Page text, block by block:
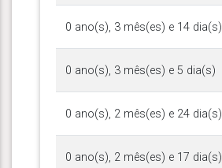
0 ano(s), 3 mês(es) e 14 dia(s)
0 ano(s), 3 mês(es) e 5 dia(s)
0 ano(s), 2 mês(es) e 24 dia(s)
0 ano(s), 2 mês(es) e 17 dia(s)